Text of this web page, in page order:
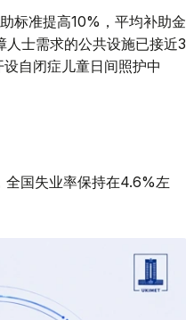
标准提高10%，平均补助金
士需求的公共设施已接近3
自闭症儿童日间照护中
全国失业率保持在4.6%左